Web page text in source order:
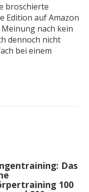
broschierte
Edition auf Amazon
nach kein
dennoch nicht
bei einem
Das
100